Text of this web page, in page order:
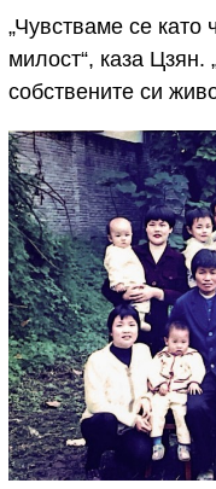
„Чувстваме се като
милост“, каза
собствените си